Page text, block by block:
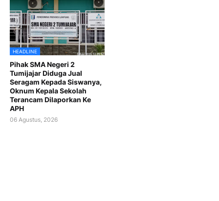
HEADLINE
Pihak SMA Negeri 2
Tumijajar Diduga Jual
Seragam Kepada Siswanya,
Oknum Kepala Sekolah
Terancam Dilaporkan Ke
APH
06 Agustus, 2026